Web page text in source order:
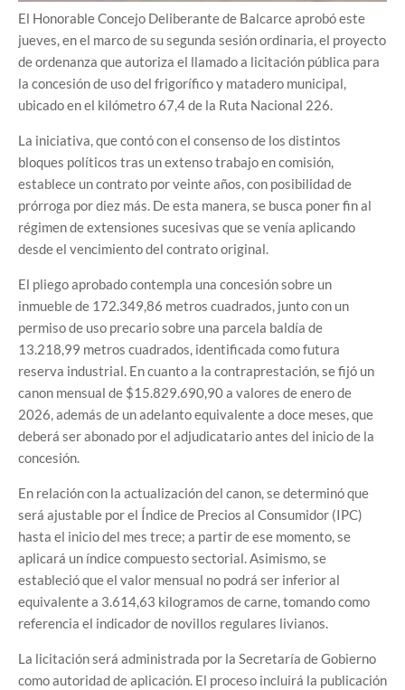
El Honorable Concejo Deliberante de Balcarce aprobó este
jueves, en el marco de su segunda sesión ordinaria, el proyecto
de ordenanza que autoriza el llamado a licitación pública para
la concesión de uso del frigorífico y matadero municipal,
ubicado en el kilómetro 67,4 de la Ruta Nacional 226.
La iniciativa, que contó con el consenso de los distintos
bloques políticos tras un extenso trabajo en comisión,
establece un contrato por veinte años, con posibilidad de
prórroga por diez más. De esta manera, se busca poner fin al
régimen de extensiones sucesivas que se venía aplicando
desde el vencimiento del contrato original.
El pliego aprobado contempla una concesión sobre un
inmueble de 172.349,86 metros cuadrados, junto con un
permiso de uso precario sobre una parcela baldía de
13.218,99 metros cuadrados, identificada como futura
reserva industrial. En cuanto a la contraprestación, se fijó un
canon mensual de $15.829.690,90 a valores de enero de
2026, además de un adelanto equivalente a doce meses, que
deberá ser abonado por el adjudicatario antes del inicio de la
concesión.
En relación con la actualización del canon, se determinó que
será ajustable por el Índice de Precios al Consumidor (IPC)
hasta el inicio del mes trece; a partir de ese momento, se
aplicará un índice compuesto sectorial. Asimismo, se
estableció que el valor mensual no podrá ser inferior al
equivalente a 3.614,63 kilogramos de carne, tomando como
referencia el indicador de novillos regulares livianos.
La licitación será administrada por la Secretaría de Gobierno
como autoridad de aplicación. El proceso incluirá la publicación